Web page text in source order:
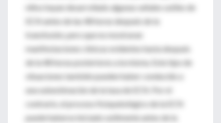
niños hayan desarrollado algunas señales sutiles de
ECN antes de las 48 horas después de la
transfusión, pero que no mostraran
manifestaciones clínicas evidentes hasta después
de la 48 horas posteriores a la misma. Este tipo de
situaciones también pueden haber conducido a
una subestimación de la tasa de ECN. Por el
contrario, el proceso fisiopatológico de la ECN
puede haberse iniciado sutilmente antes de la